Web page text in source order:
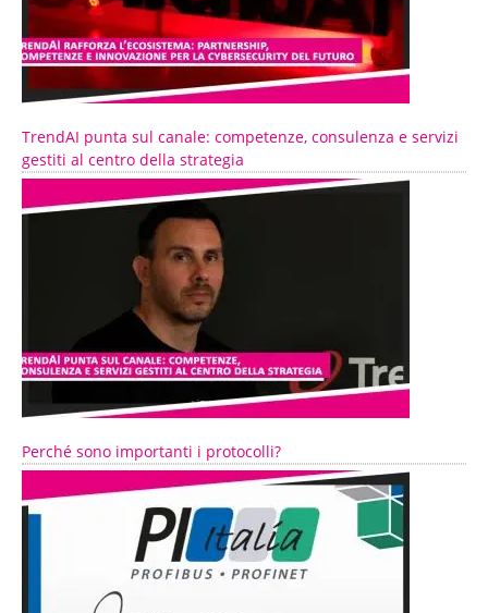
TrendAI punta sul canale: competenze, consulenza e servizi
gestiti al centro della strategia
Perché sono importanti i protocolli?